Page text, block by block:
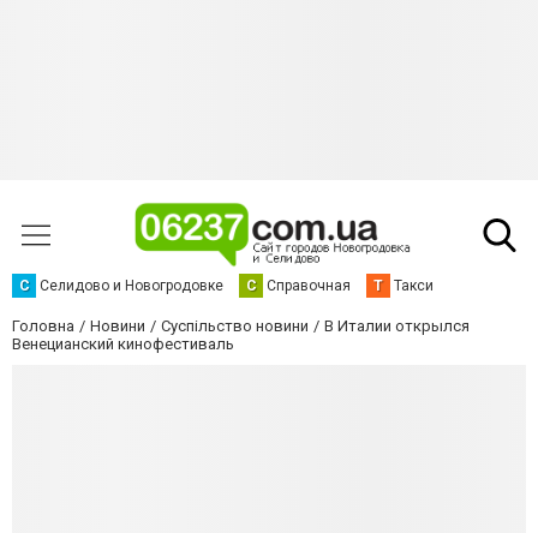
С Селидово и Новогродовке С Справочная Т Такси
Головна Новини Суспільство новини
В Италии открылся
Венецианский кинофестиваль